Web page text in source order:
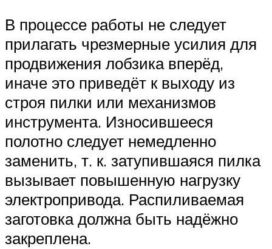
В процессе работы не следует
прилагать чрезмерные усилия для
продвижения лобзика вперёд,
иначе это приведёт к выходу из
строя пилки или механизмов
инструмента. Износившееся
полотно следует немедленно
заменить, т. к. затупившаяся пилка
вызывает повышенную нагрузку
электропривода. Распиливаемая
заготовка должна быть надёжно
закреплена.